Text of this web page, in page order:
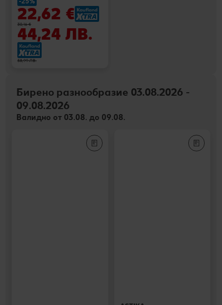
22,62 €
30,16 €
44,24 ЛВ.
58,99 ЛВ.
Бирено разнообразие 03.08.2026 -
09.08.2026
Валидно от 03.08. до 09.08.